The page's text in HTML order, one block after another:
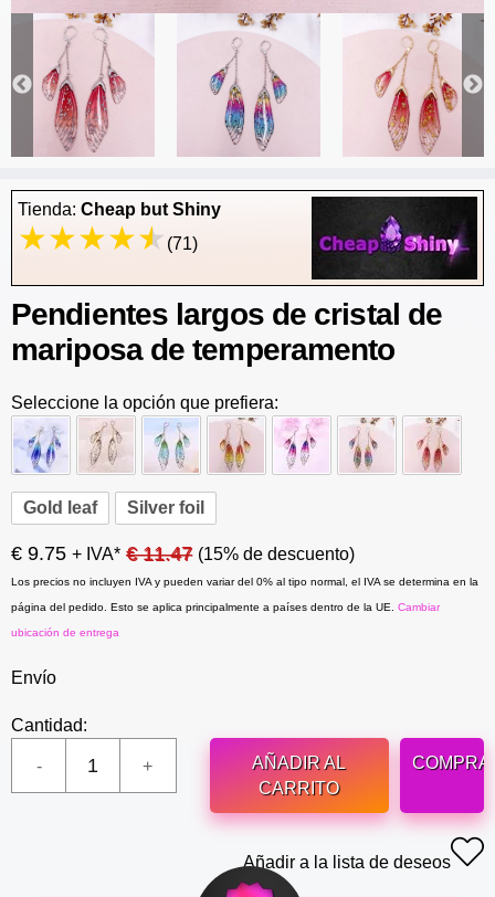
Tienda: Cheap but Shiny
(71)
Pendientes largos de cristal de
mariposa de temperamento
Seleccione la opción que prefiera:
Gold leaf Silver foil
€ 9.75 + IVA* € 11.47 (15% de descuento)
Los precios no incluyen IVA y pueden variar del 0% al tipo normal, el IVA se determina en la
página del pedido. Esto se aplica principalmente a países dentro de la UE. Cambiar
ubicación de entrega
Envío
Cantidad:
AÑADIR AL
CARRITO
Añadir a la lista de deseos